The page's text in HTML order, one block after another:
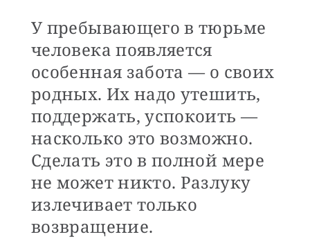
У пребывающего в тюрьме
человека появляется
особенная забота — о своих
родных. Их надо утешить,
поддержать, успокоить —
насколько это возможно.
Сделать это в полной мере
не может никто. Разлуку
излечивает только
возвращение.